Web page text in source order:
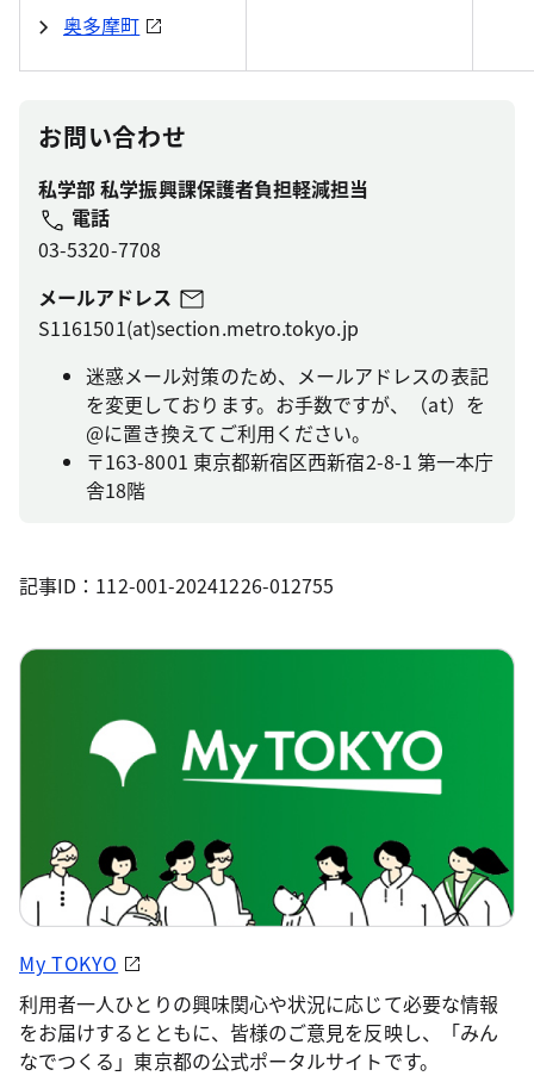
奥多摩町
お問い合わせ
私学部 私学振興課保護者負担軽減担当
電話
03-5320-7708
メールアドレス
S1161501(at)section.metro.tokyo.jp
迷惑メール対策のため、メールアドレスの表記
を変更しております。お手数ですが、（at）を
@に置き換えてご利用ください。
〒163-8001 東京都新宿区西新宿2-8-1 第一本庁
舎18階
記事ID：112-001-20241226-012755
My TOKYO
利用者一人ひとりの興味関心や状況に応じて必要な情報
をお届けするとともに、皆様のご意見を反映し、「みん
なでつくる」東京都の公式ポータルサイトです。